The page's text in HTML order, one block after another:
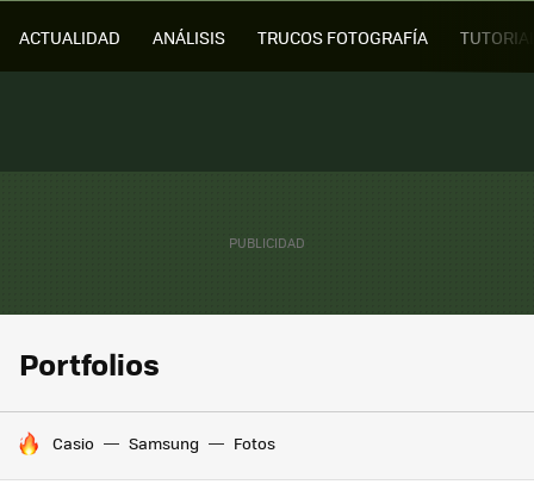
ACTUALIDAD ANÁLISIS TRUCOS FOTOGRAFÍA
Portfolios
HOY SE HABLA DE
Casio Samsung Fotos